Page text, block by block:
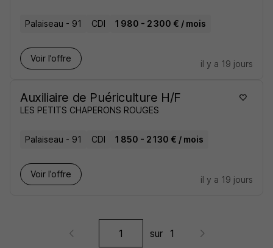
Palaiseau - 91 CDI 1 980 - 2 300 € / mois
Voir l’offre
il y a 19 jours
Auxiliaire de Puériculture H/F
LES PETITS CHAPERONS ROUGES
Palaiseau - 91 CDI 1 850 - 2 130 € / mois
Voir l’offre
il y a 19 jours
sur 1